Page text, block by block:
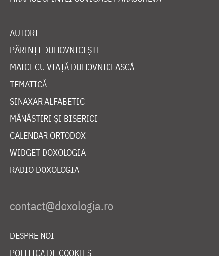
AUTORI
PĂRINȚI DUHOVNICEȘTI
MAICI CU VIAȚĂ DUHOVNICEASCĂ
TEMATICĂ
SINAXAR ALFABETIC
MĂNĂSTIRI ȘI BISERICI
CALENDAR ORTODOX
WIDGET DOXOLOGIA
RADIO DOXOLOGIA
DESPRE NOI
POLITICA DE COOKIES